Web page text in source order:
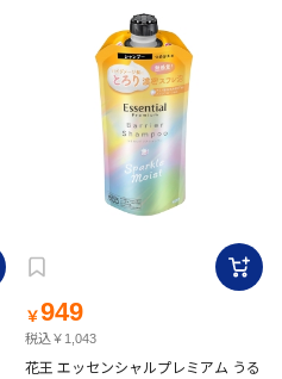
￥949
税込￥1,043
花王 エッセンシャルプレミアム うる